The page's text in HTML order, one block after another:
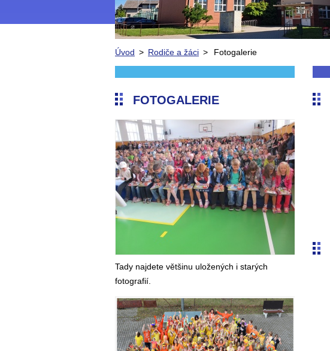
Úvod > Rodiče a žáci > Fotogalerie
FOTOGALERIE
Tady najdete většinu uložených i starých
fotografií.